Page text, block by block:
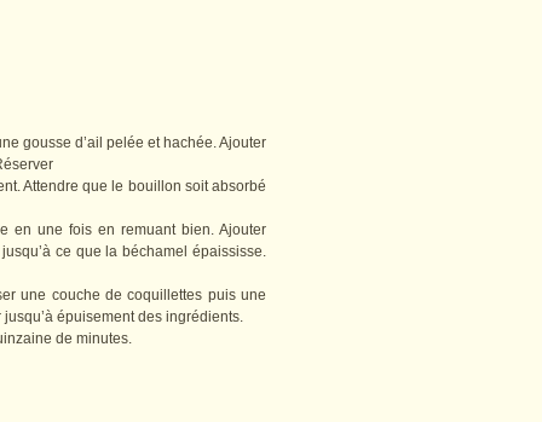
gousse d’ail pelée et hachée. Ajouter
Attendre que le bouillon soit absorbé
en une fois en remuant bien. Ajouter
ce que la béchamel épaississe.
une couche de coquillettes puis une
épuisement des ingrédients.
de minutes.